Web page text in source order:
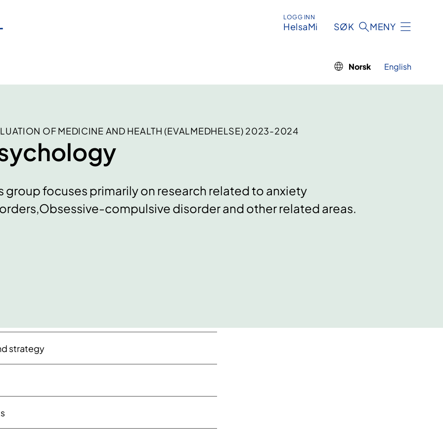
LOGG INN
HelsaMi SØK MENY
Norsk English
OF MEDICINE AND HEALTH (EVALMEDHELSE) 2023-2024
group focuses primarily on research related to anxiety
compulsive disorder and other related areas.
strategy